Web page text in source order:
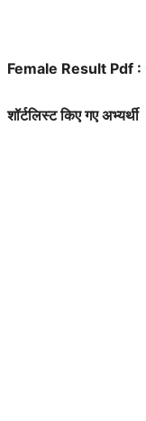
Female Result Pdf :
शॉर्टलिस्ट किए गए अभ्यर्थी